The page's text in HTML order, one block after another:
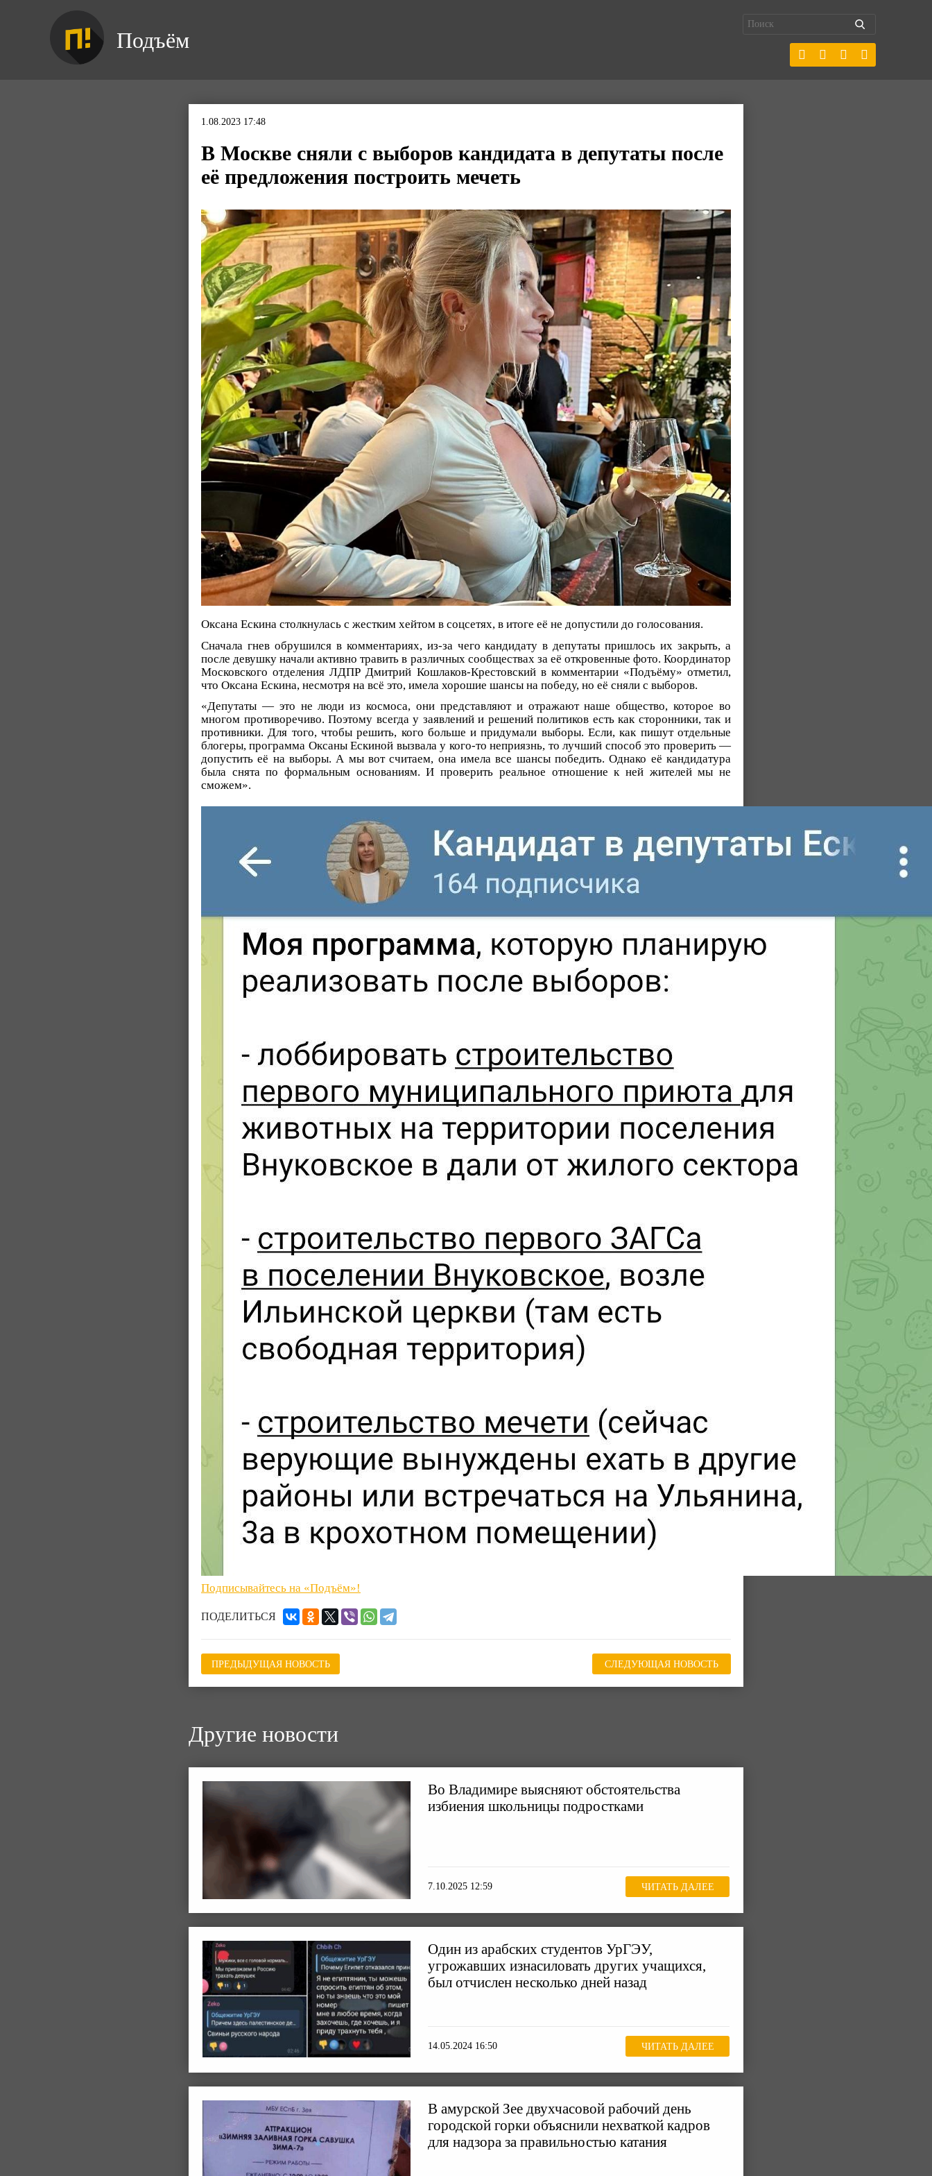
Подъём
1.08.2023 17:48
В Москве сняли с выборов кандидата в депутаты после
её предложения построить мечеть
Оксана Ескина столкнулась с жестким хейтом в соцсетях, в итоге её не допустили до голосования.
Сначала гнев обрушился в комментариях, из-за чего кандидату в депутаты пришлось их закрыть, а
после девушку начали активно травить в различных сообществах за её откровенные фото. Координатор
Московского отделения ЛДПР Дмитрий Кошлаков-Крестовский в комментарии «Подъёму» отметил,
что Оксана Ескина, несмотря на всё это, имела хорошие шансы на победу, но её сняли с выборов.
«Депутаты — это не люди из космоса, они представляют и отражают наше общество, которое во
многом противоречиво. Поэтому всегда у заявлений и решений политиков есть как сторонники, так и
противники. Для того, чтобы решить, кого больше и придумали выборы. Если, как пишут отдельные
блогеры, программа Оксаны Ескиной вызвала у кого-то неприязнь, то лучший способ это проверить —
допустить её на выборы. А мы вот считаем, она имела все шансы победить. Однако её кандидатура
была снята по формальным основаниям. И проверить реальное отношение к ней жителей мы не
сможем».
Подписывайтесь на «Подъём»!
ПОДЕЛИТЬСЯ
ПРЕДЫДУЩАЯ НОВОСТЬ СЛЕДУЮЩАЯ НОВОСТЬ
Другие новости
Во Владимире выясняют обстоятельства
избиения школьницы подростками
7.10.2025 12:59 ЧИТАТЬ ДАЛЕЕ
Один из арабских студентов УрГЭУ,
угрожавших изнасиловать других учащихся,
был отчислен несколько дней назад
14.05.2024 16:50 ЧИТАТЬ ДАЛЕЕ
В амурской Зее двухчасовой рабочий день
городской горки объяснили нехваткой кадров
для надзора за правильностью катания